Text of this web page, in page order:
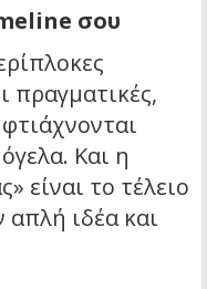
σου
πραγματικές,
Και η
είναι το τέλειο
απλή ιδέα και